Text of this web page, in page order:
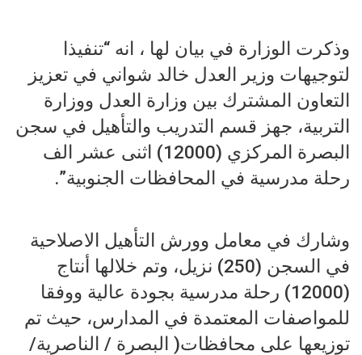
وذكرت الوزارة في بيان لها ، انه “تنفيذا
لتوجيهات وزير العدل خالد شواني في تعزيز
التعاون المشترك بين وزارة العدل ووزارة
التربية، جهز قسم التدريب والتأهيل في سجن
البصرة المركزي (12000) اثنى عشر الف
رحلة مدرسية في المحافظات الجنوبية”.
وشارك في معامل وورش التأهيل الاصلاحية
في السجن (250) نزيل، وتم خلالها أنتاج
(12000) رحلة مدرسية بجودة عالية ووفقا
للمواصفات المعتمدة في المدارس، حيث تم
توزيعها على محافظات( البصرة / الناصرية/